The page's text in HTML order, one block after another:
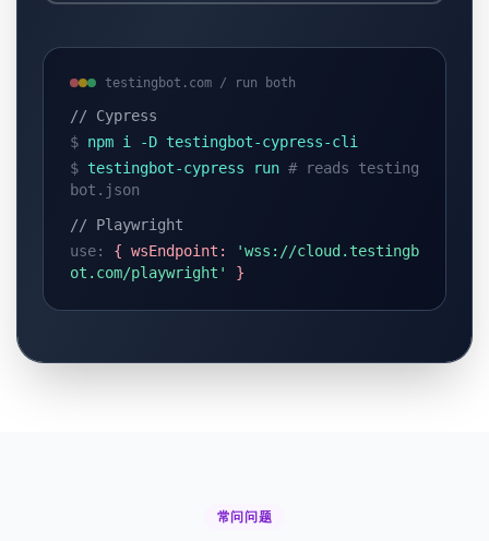
testingbot.com / run both
// Cypress
$ npm i -D testingbot-cypress-cli
$ testingbot-cypress run # reads testing
bot.json
// Playwright
use:
{ wsEndpoint:
'wss://cloud.testingb
ot.com/playwright'
}
常问问题